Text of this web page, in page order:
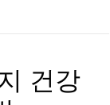
건강